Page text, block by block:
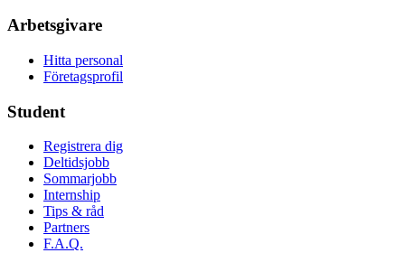
Arbetsgivare
Hitta personal
Företagsprofil
Student
Registrera dig
Deltidsjobb
Sommarjobb
Internship
Tips & råd
Partners
F.A.Q.